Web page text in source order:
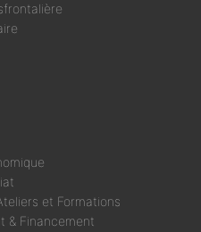
et Formations
& Financement